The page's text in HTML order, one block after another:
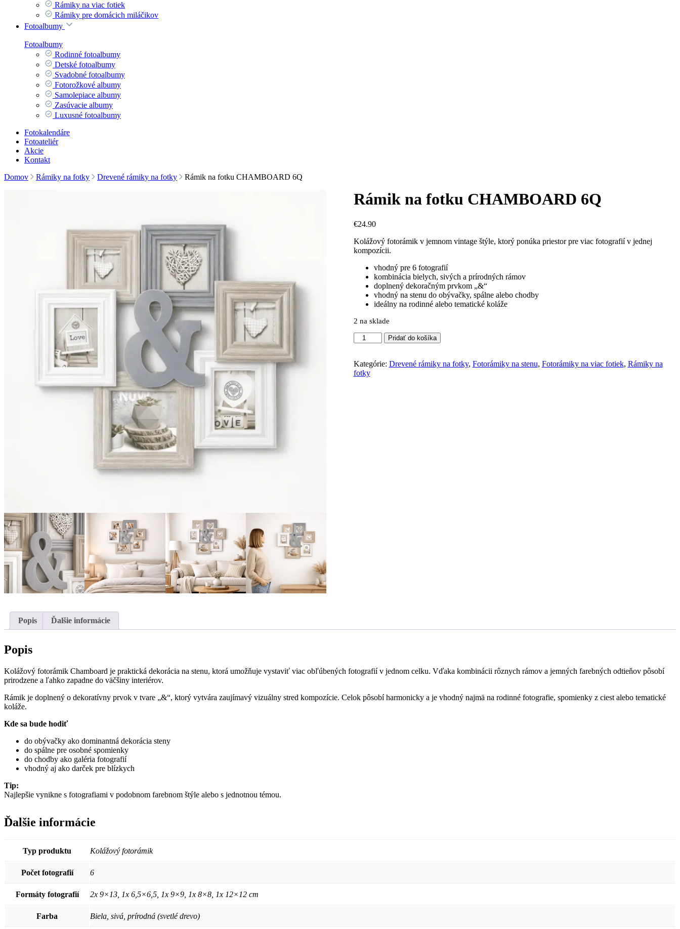
Rámiky na viac fotiek
Rámiky pre domácich miláčikov
Fotoalbumy
Fotoalbumy
Rodinné fotoalbumy
Detské fotoalbumy
Svadobné fotoalbumy
Fotorožkové albumy
Samolepiace albumy
Zasúvacie albumy
Luxusné fotoalbumy
Fotokalendáre
Fotoateliér
Akcie
Kontakt
Domov
Rámiky na fotky Drevené rámiky na fotky Rámik na fotku CHAMBOARD 6Q
Rámik na fotku CHAMBOARD 6Q
€24.90
Kolážový fotorámik v jemnom vintage štýle, ktorý ponúka priestor pre viac fotografií v jednej
kompozícii.
vhodný pre 6 fotografií
kombinácia bielych, sivých a prírodných rámov
doplnený dekoračným prvkom „&“
vhodný na stenu do obývačky, spálne alebo chodby
ideálny na rodinné alebo tematické koláže
2 na sklade
Pridať do košíka
Kategórie: Drevené rámiky na fotky, Fotorámiky na stenu, Fotorámiky na viac fotiek, Rámiky na
fotky
Popis Ďalšie informácie
Popis
Kolážový fotorámik Chamboard je praktická dekorácia na stenu, ktorá umožňuje vystaviť viac obľúbených fotografií v jednom celku. Vďaka kombinácii rôznych rámov a jemných farebných odtieňov pôsobí
prirodzene a ľahko zapadne do väčšiny interiérov.
Rámik je doplnený o dekoratívny prvok v tvare „&“, ktorý vytvára zaujímavý vizuálny stred kompozície. Celok pôsobí harmonicky a je vhodný najmä na rodinné fotografie, spomienky z ciest alebo tematické
koláže.
Kde sa bude hodiť
do obývačky ako dominantná dekorácia steny
do spálne pre osobné spomienky
do chodby ako galéria fotografií
vhodný aj ako darček pre blízkych
Tip:
Najlepšie vynikne s fotografiami v podobnom farebnom štýle alebo s jednotnou témou.
Ďalšie informácie
Typ produktu Kolážový fotorámik
Počet fotografií 6
Formáty fotografií 2x 9×13, 1x 6,5×6,5, 1x 9×9, 1x 8×8, 1x 12×12 cm
Farba Biela, sivá, prírodná (svetlé drevo)